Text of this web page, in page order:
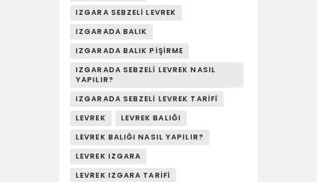
IZGARA SEBZELI LEVREK
IZGARADA BALIK
IZGARADA BALIK PIŞIRME
IZGARADA SEBZELI LEVREK NASIL
YAPILIR?
IZGARADA SEBZELI LEVREK TARIFI
LEVREK
LEVREK BALIĞI
LEVREK BALIĞI NASIL YAPILIR?
LEVREK IZGARA
LEVREK IZGARA TARIFI